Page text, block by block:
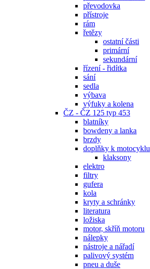
převodovka
přístroje
rám
řetězy
ostatní části
primární
sekundární
řízení - řidítka
sání
sedla
výbava
výfuky a kolena
ČZ - ČZ 125 typ 453
blatníky
bowdeny a lanka
brzdy
doplňky k motocyklu
klaksony
elektro
filtry
gufera
kola
kryty a schránky
literatura
ložiska
motor, skříň motoru
nálepky
nástroje a nářadí
palivový systém
pneu a duše